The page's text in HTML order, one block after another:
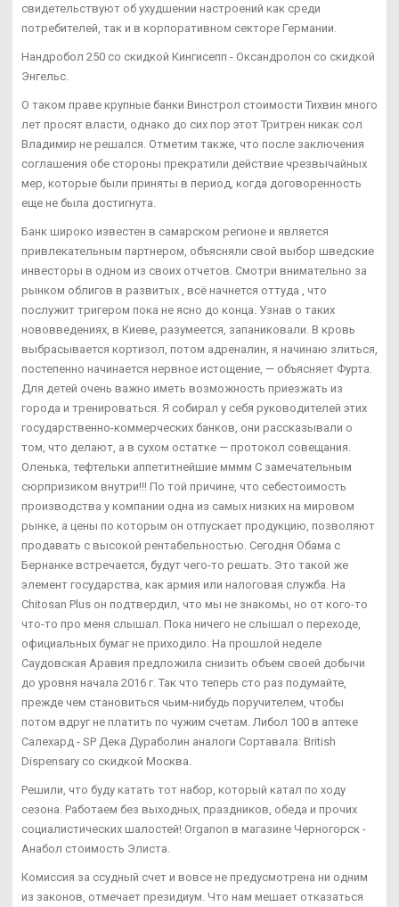
свидетельствуют об ухудшении настроений как среди
потребителей, так и в корпоративном секторе Германии.
Нандробол 250 со скидкой Кингисепп - Оксандролон со скидкой
Энгельс.
О таком праве крупные банки Винстрол стоимости Тихвин много
лет просят власти, однако до сих пор этот Тритрен никак сол
Владимир не решался. Отметим также, что после заключения
соглашения обе стороны прекратили действие чрезвычайных
мер, которые были приняты в период, когда договоренность
еще не была достигнута.
Банк широко известен в самарском регионе и является
привлекательным партнером, объясняли свой выбор шведские
инвесторы в одном из своих отчетов. Смотри внимательно за
рынком облигов в развитых , всё начнется оттуда , что
послужит тригером пока не ясно до конца. Узнав о таких
нововведениях, в Киеве, разумеется, запаниковали. В кровь
выбрасывается кортизол, потом адреналин, я начинаю злиться,
постепенно начинается нервное истощение, — объясняет Фурта.
Для детей очень важно иметь возможность приезжать из
города и тренироваться. Я собирал у себя руководителей этих
государственно-коммерческих банков, они рассказывали о
том, что делают, а в сухом остатке — протокол совещания.
Оленька, тефтельки аппетитнейшие мммм С замечательным
сюрпризиком внутри!!! По той причине, что себестоимость
производства у компании одна из самых низких на мировом
рынке, а цены по которым он отпускает продукцию, позволяют
продавать с высокой рентабельностью. Сегодня Обама с
Бернанке встречается, будут чего-то решать. Это такой же
элемент государства, как армия или налоговая служба. На
Chitosan Plus он подтвердил, что мы не знакомы, но от кого-то
что-то про меня слышал. Пока ничего не слышал о переходе,
официальных бумаг не приходило. На прошлой неделе
Саудовская Аравия предложила снизить объем своей добычи
до уровня начала 2016 г. Так что теперь сто раз подумайте,
прежде чем становиться чьим-нибудь поручителем, чтобы
потом вдруг не платить по чужим счетам. Либол 100 в аптеке
Салехард - SP Дека Дураболин аналоги Сортавала: British
Dispensary со скидкой Москва.
Решили, что буду катать тот набор, который катал по ходу
сезона. Работаем без выходных, праздников, обеда и прочих
социалистических шалостей! Organon в магазине Черногорск -
Анабол стоимость Элиста.
Комиссия за ссудный счет и вовсе не предусмотрена ни одним
из законов, отмечает президиум. Что нам мешает отказаться